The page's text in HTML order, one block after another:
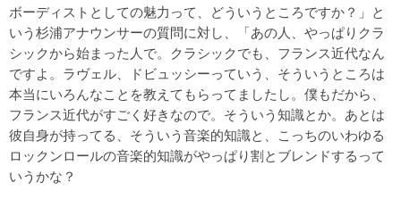
ボーディストとしての魅力って、どういうところですか？」と
いう杉浦アナウンサーの質問に対し、「あの人、やっぱりクラ
シックから始まった人で。クラシックでも、フランス近代なん
ですよ。ラヴェル、ドビュッシーっていう、そういうところは
本当にいろんなことを教えてもらってましたし。僕もだから、
フランス近代がすごく好きなので。そういう知識とか。あとは
彼自身が持ってる、そういう音楽的知識と、こっちのいわゆる
ロックンロールの音楽的知識がやっぱり割とブレンドするって
いうかな？